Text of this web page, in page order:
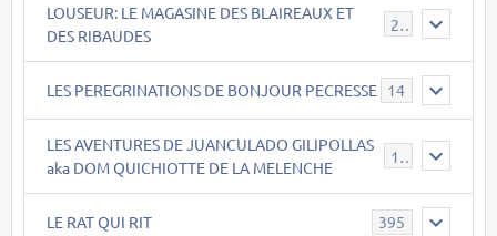
LOUSEUR: LE MAGASINE DES BLAIREAUX ET
DES RIBAUDES
21
LES PEREGRINATIONS DE BONJOUR PECRESSE 14
LES AVENTURES DE JUANCULADO GILIPOLLAS
aka DOM QUICHIOTTE DE LA MELENCHE
119
LE RAT QUI RIT 395